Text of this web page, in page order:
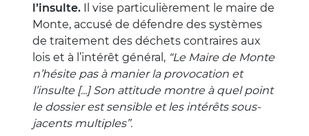
l’insulte. Il vise particulièrement le maire de
Monte, accusé de défendre des systèmes
de traitement des déchets contraires aux
lois et à l’intérêt général, “Le Maire de Monte
n’hésite pas à manier la provocation et
l’insulte [...] Son attitude montre à quel point
le dossier est sensible et les intérêts sous-
jacents multiples”.